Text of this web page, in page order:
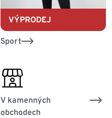
VÝPRODEJ
Sport
personal_services
V kamenných
obchodech